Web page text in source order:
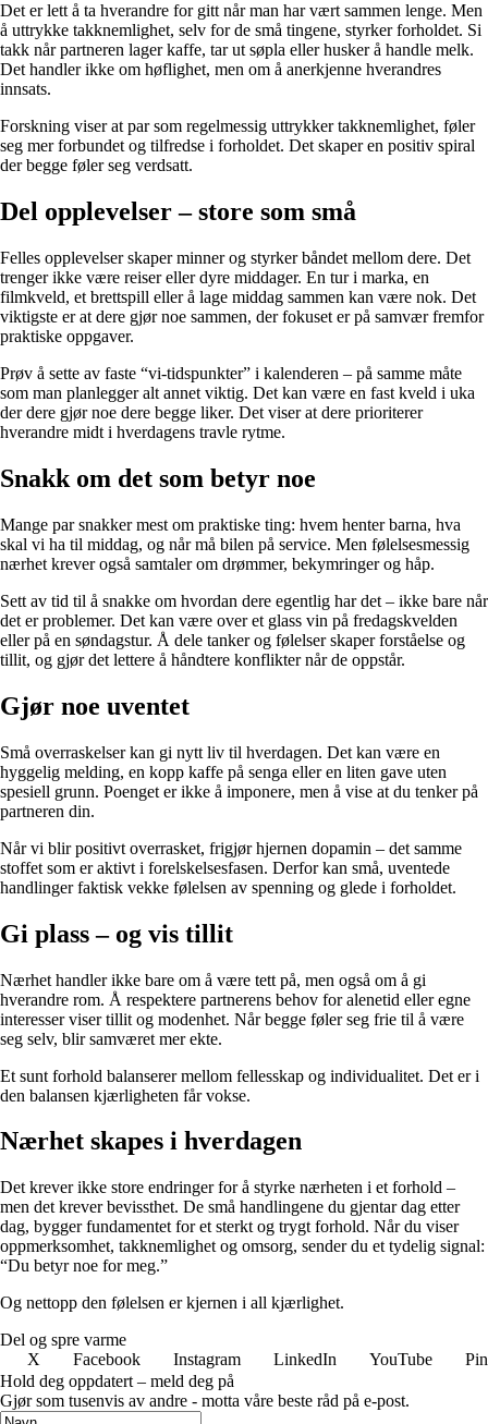
Det er lett å ta hverandre for gitt når man har vært sammen lenge. Men
å uttrykke takknemlighet, selv for de små tingene, styrker forholdet. Si
takk når partneren lager kaffe, tar ut søpla eller husker å handle melk.
Det handler ikke om høflighet, men om å anerkjenne hverandres
innsats.
Forskning viser at par som regelmessig uttrykker takknemlighet, føler
seg mer forbundet og tilfredse i forholdet. Det skaper en positiv spiral
der begge føler seg verdsatt.
Del opplevelser – store som små
Felles opplevelser skaper minner og styrker båndet mellom dere. Det
trenger ikke være reiser eller dyre middager. En tur i marka, en
filmkveld, et brettspill eller å lage middag sammen kan være nok. Det
viktigste er at dere gjør noe sammen, der fokuset er på samvær fremfor
praktiske oppgaver.
Prøv å sette av faste “vi-tidspunkter” i kalenderen – på samme måte
som man planlegger alt annet viktig. Det kan være en fast kveld i uka
der dere gjør noe dere begge liker. Det viser at dere prioriterer
hverandre midt i hverdagens travle rytme.
Snakk om det som betyr noe
Mange par snakker mest om praktiske ting: hvem henter barna, hva
skal vi ha til middag, og når må bilen på service. Men følelsesmessig
nærhet krever også samtaler om drømmer, bekymringer og håp.
Sett av tid til å snakke om hvordan dere egentlig har det – ikke bare når
det er problemer. Det kan være over et glass vin på fredagskvelden
eller på en søndagstur. Å dele tanker og følelser skaper forståelse og
tillit, og gjør det lettere å håndtere konflikter når de oppstår.
Gjør noe uventet
Små overraskelser kan gi nytt liv til hverdagen. Det kan være en
hyggelig melding, en kopp kaffe på senga eller en liten gave uten
spesiell grunn. Poenget er ikke å imponere, men å vise at du tenker på
partneren din.
Når vi blir positivt overrasket, frigjør hjernen dopamin – det samme
stoffet som er aktivt i forelskelsesfasen. Derfor kan små, uventede
handlinger faktisk vekke følelsen av spenning og glede i forholdet.
Gi plass – og vis tillit
Nærhet handler ikke bare om å være tett på, men også om å gi
hverandre rom. Å respektere partnerens behov for alenetid eller egne
interesser viser tillit og modenhet. Når begge føler seg frie til å være
seg selv, blir samværet mer ekte.
Et sunt forhold balanserer mellom fellesskap og individualitet. Det er i
den balansen kjærligheten får vokse.
Nærhet skapes i hverdagen
Det krever ikke store endringer for å styrke nærheten i et forhold –
men det krever bevissthet. De små handlingene du gjentar dag etter
dag, bygger fundamentet for et sterkt og trygt forhold. Når du viser
oppmerksomhet, takknemlighet og omsorg, sender du et tydelig signal:
“Du betyr noe for meg.”
Og nettopp den følelsen er kjernen i all kjærlighet.
Del og spre varme
X
Facebook Instagram LinkedIn YouTube
Hold deg oppdatert – meld deg på
Gjør som tusenvis av andre - motta våre beste råd på e-post.